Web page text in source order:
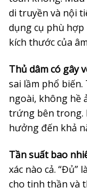
di truyền và nội
dụng cụ phù
kích thước của
Thủ dâm có gây
sai lầm phổ
ngoài, không hề
trứng bên trong.
hưởng đến khả
Tần suất bao
xác nào cả. “Đủ”
cho tinh thần và